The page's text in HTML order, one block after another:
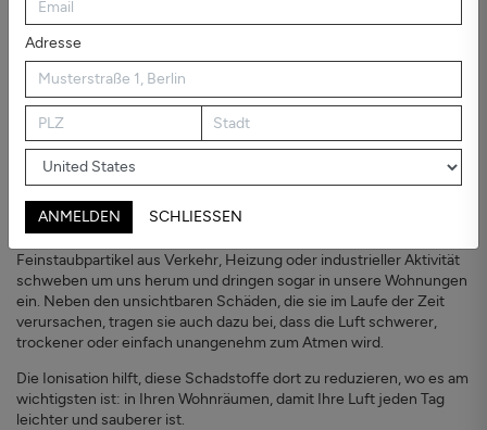
Verschmutzte Luft
Wir sollten die Luft, die wir atmen, nicht
ertragen müssen
Wenn Sie in oder in der Nähe einer Stadt, an einer stark befahrenen
Straße oder in der Nähe einer Fabrik leben, atmen Sie weit mehr als
nur Luft ein.
Feinstaubpartikel aus Verkehr, Heizung oder industrieller Aktivität
schweben um uns herum und dringen sogar in unsere Wohnungen
ein. Neben den unsichtbaren Schäden, die sie im Laufe der Zeit
verursachen, tragen sie auch dazu bei, dass die Luft schwerer,
trockener oder einfach unangenehm zum Atmen wird.
Die Ionisation hilft, diese Schadstoffe dort zu reduzieren, wo es am
wichtigsten ist: in Ihren Wohnräumen, damit Ihre Luft jeden Tag
leichter und sauberer ist.
Adresse
ANMELDEN SCHLIESSEN